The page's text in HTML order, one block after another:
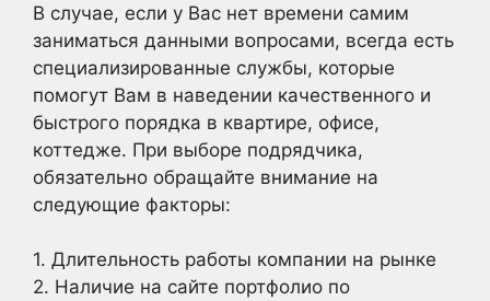
В случае, если у Вас нет времени самим
заниматься данными вопросами, всегда есть
специализированные службы, которые
помогут Вам в наведении качественного и
быстрого порядка в квартире, офисе,
коттедже. При выборе подрядчика,
обязательно обращайте внимание на
следующие факторы:
1. Длительность работы компании на рынке
2. Наличие на сайте портфолио по